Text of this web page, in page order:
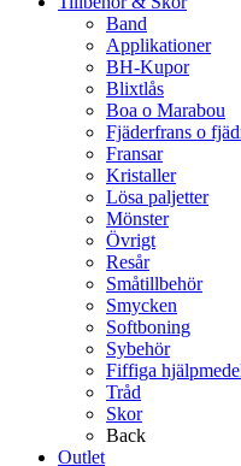
Band
Applikationer
BH-Kupor
Blixtlås
Boa o Marabou
Fjäderfrans o
Fransar
Kristaller
Lösa paljetter
Mönster
Övrigt
Resår
Småtillbehör
Smycken
Softboning
Sybehör
Fiffiga
Tråd
Skor
Back
Outlet